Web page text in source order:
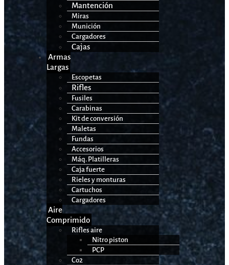
Mantención
Miras
Munición
Cargadores
Cajas
Armas
Largas
Escopetas
Rifles
Fusiles
Carabinas
Kit de conversión
Maletas
Fundas
Accesorios
Máq. Platilleras
Caja fuerte
Rieles y monturas
Cartuchos
Cargadores
Aire
Comprimido
Rifles aire
Nitro piston
PCP
Co2